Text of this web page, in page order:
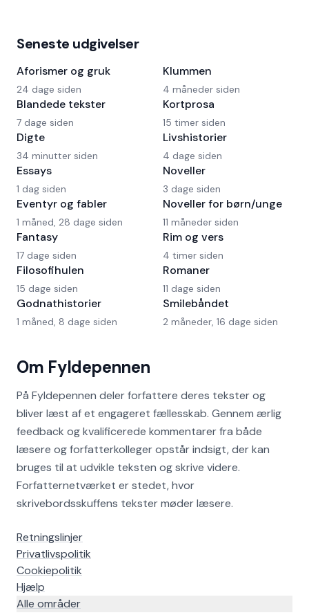
Om Fyldepennen
På Fyldepennen deler forfattere deres tekster og
bliver læst af et engageret fællesskab. Gennem ærlig
feedback og kvalificerede kommentarer fra både
læsere og forfatterkolleger opstår indsigt, der kan
bruges til at udvikle teksten og skrive videre.
Forfatternetværket er stedet, hvor
skrivebordsskuffens tekster møder læsere.
Retningslinjer
Privatlivspolitik
Cookiepolitik
Hjælp
Alle områder
Seneste udgivelser
Aforismer og gruk
24 dage siden
Blandede tekster
7 dage siden
Digte
34 minutter siden
Essays
1 dag siden
Eventyr og fabler
1 måned, 28 dage siden
Fantasy
17 dage siden
Filosofihulen
15 dage siden
Godnathistorier
1 måned, 8 dage siden
Klummen
4 måneder siden
Kortprosa
15 timer siden
Livshistorier
4 dage siden
Noveller
3 dage siden
Noveller for børn/unge
11 måneder siden
Rim og vers
4 timer siden
Romaner
11 dage siden
Smilebåndet
2 måneder, 16 dage siden